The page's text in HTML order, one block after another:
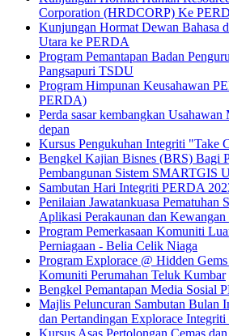
Corporation (HRDCORP) Ke
Kunjungan Hormat Dewan Bahasa
Utara ke PERDA
Program Pemantapan Badan
Pangsapuri TSDU
Program Himpunan Keusahawan
PERDA)
Perda sasar kembangkan
depan
Kursus Pengukuhan Integriti "Take
Bengkel Kajian Bisnes (BRS) Bagi
Pembangunan Sistem SMARTGIS
Sambutan Hari Integriti PERDA
Penilaian Jawatankuasa Pematuhan
Aplikasi Perakaunan dan
Program Pemerkasaan Komuniti
Perniagaan - Belia Celik Niaga
Program Explorace @ Hidden
Komuniti Perumahan Teluk Kumbar
Bengkel Pemantapan Media Sosial
Majlis Peluncuran Sambutan Bulan
dan Pertandingan Explorace